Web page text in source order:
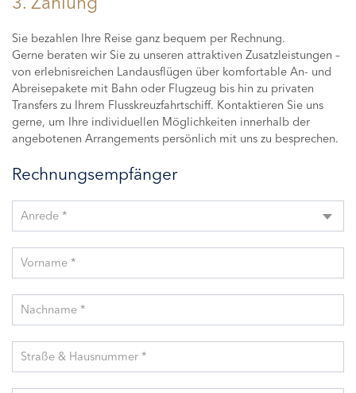
Sie bezahlen Ihre Reise ganz bequem per Rechnung.
Gerne beraten wir Sie zu unseren attraktiven Zusatzleistungen –
von erlebnisreichen Landausflügen über komfortable An- und
Abreisepakete mit Bahn oder Flugzeug bis hin zu privaten
Transfers zu Ihrem Flusskreuzfahrtschiff. Kontaktieren Sie uns
gerne, um Ihre individuellen Möglichkeiten innerhalb der
angebotenen Arrangements persönlich mit uns zu besprechen.
Rechnungsempfänger
Anrede *
Vorname *
Nachname *
Straße & Hausnummer *